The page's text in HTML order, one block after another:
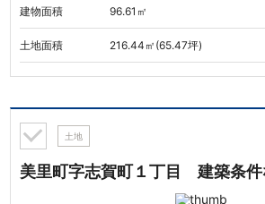
建物面積 96.61㎡
土地面積 216.44㎡(65.47坪)
土地
美里町字志賀町１丁目 建築条件